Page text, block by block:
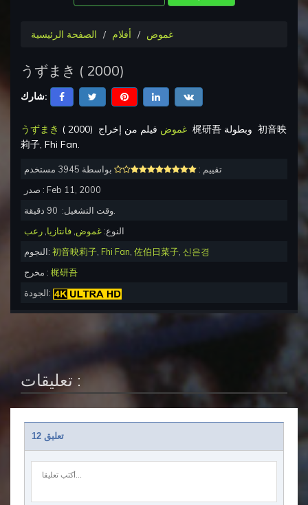
الصفحة الرئيسية أفلام غموض
うずまき ( 2000)
شارك:
うずまき ( 2000) غموض 梶研吾
初音映
莉子, Fhi Fan.
تقييم :
بواسطة 3945 مستخدم
صدر : Feb 11, 2000
وقت التشغيل: 90
النوع: غموض فانتازيا رعب
النجوم: 初音映莉子 Fhi Fan 佐伯日菜子 신은경
مخرج : 梶研吾
الجودة:
تعليقات :
12 تعليق